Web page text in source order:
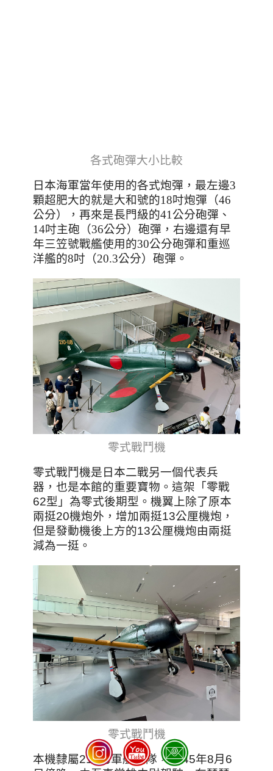
各式砲彈大小比較
日本海軍當年使用的各式炮彈，最左邊3
顆超肥大的就是大和號的18吋炮彈（46
公分），再來是長門級的41公分砲彈、
14吋主砲（36公分）砲彈，右邊還有早
年三笠號戰艦使用的30公分砲彈和重巡
洋艦的8吋（20.3公分）砲彈。
零式戰鬥機
零式戰鬥機是日本二戰另一個代表兵
器，也是本館的重要寶物。這架「零戰
62型」為零式後期型。機翼上除了原本
兩挺20機炮外，增加兩挺13公厘機炮，
但是發動機後上方的13公厘機炮由兩挺
減為一挺。
零式戰鬥機
本機隸屬210海軍航空隊，1945年8月6